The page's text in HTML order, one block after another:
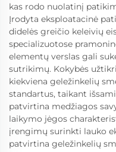
kas rodo nuolatinį
Įrodyta eksploatacinė
didelės greičio keleivių
specializuotose
elementų verslas gali
sutrikimų. Kokybės
kiekviena geležinkelių
standartus, taikant
patvirtina medžiagos
laikymo jėgos
įrengimų surinkti lauko
patvirtina geležinkelių